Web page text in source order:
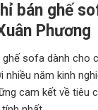
bán ghế
Phương
sofa dành cho
nhiều năm kinh
cam kết về tiêu